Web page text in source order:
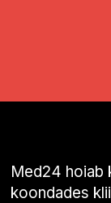
Med24 hoiab
koondades